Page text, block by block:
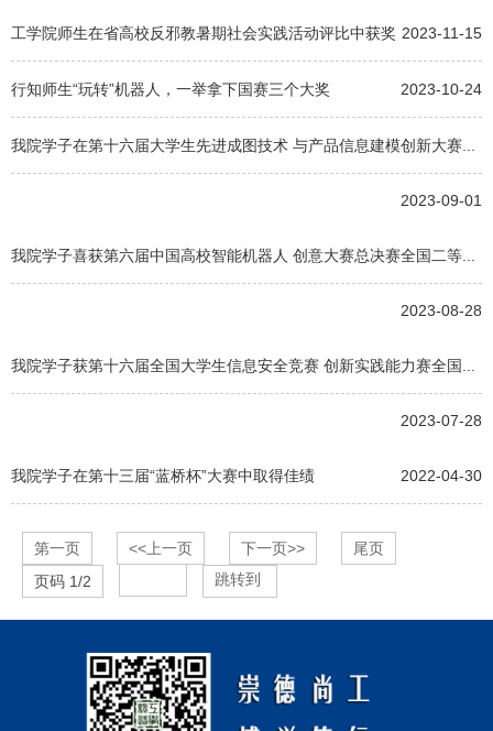
工学院师生在省高校反邪教暑期社会实践活动评比中获奖 2023-11-15
行知师生“玩转”机器人，一举拿下国赛三个大奖 2023-10-24
我院学子在第十六届大学生先进成图技术 与产品信息建模创新大赛...
2023-09-01
我院学子喜获第六届中国高校智能机器人 创意大赛总决赛全国二等...
2023-08-28
我院学子获第十六届全国大学生信息安全竞赛 创新实践能力赛全国...
2023-07-28
我院学子在第十三届“蓝桥杯”大赛中取得佳绩 2022-04-30
第一页 <<上一页 下一页>>
尾页
页码 1/2 跳转到